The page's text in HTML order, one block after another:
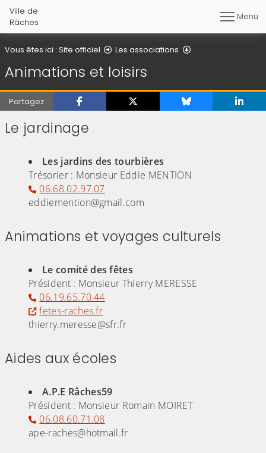
Ville de
Râches
Menu
Vous êtes ici : Site officiel Les associations
Animations et loisirs
Partagez
Le jardinage
Les jardins des tourbières
Trésorier : Monsieur Eddie MENTION
06.68.02.97.07
eddiemention@gmail.com
Animations et voyages culturels
Le comité des fêtes
Président : Monsieur Thierry MERESSE
06.19.65.70.44
fetes-raches.fr
thierry.meresse@sfr.fr
Aides aux écoles
A.P.E Râches59
Président : Monsieur Romain MOIRET
06.08.60.71.08
ape-raches@hotmail.fr